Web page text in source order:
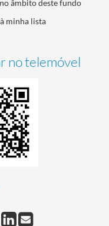
âmbito deste fundo
minha lista
no telemóvel